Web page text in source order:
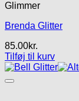
Glimmer
Brenda Glitter
85.00kr.
Tilføj til kurv